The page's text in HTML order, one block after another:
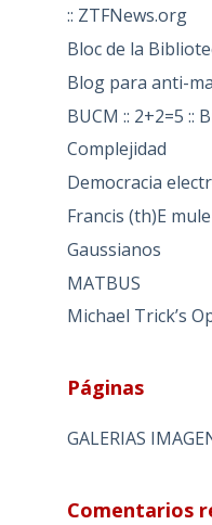
:: ZTFNews.org
Bloc de la
Blog para anti-
BUCM :: 2+2=5 ::
Complejidad
Democracia
Francis (th)E
Gaussianos
MATBUS
Michael Trick’s
Páginas
GALERIAS
Comentarios